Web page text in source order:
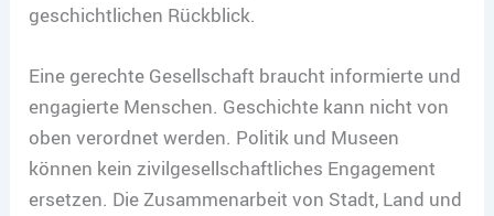
geschichtlichen Rückblick.
Eine gerechte Gesellschaft braucht informierte und
engagierte Menschen. Geschichte kann nicht von
oben verordnet werden. Politik und Museen
können kein zivilgesellschaftliches Engagement
ersetzen. Die Zusammenarbeit von Stadt, Land und